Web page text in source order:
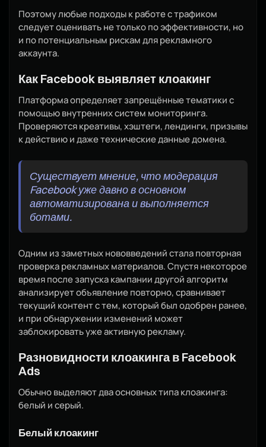
Поэтому любые подходы к работе с трафиком
следует оценивать не только по эффективности, но
и по потенциальным рискам для рекламного
аккаунта.
Как Facebook выявляет клоакинг
Платформа определяет запрещённые тематики с
помощью внутренних систем мониторинга.
Проверяются креативы, хэштеги, лендинги, призывы
к действию и даже технические данные домена.
Существует мнение, что модерация
Facebook уже давно в основном
автоматизирована и выполняется
ботами.
Одним из заметных нововведений стала повторная
проверка рекламных материалов. Спустя некоторое
время после запуска кампании другой алгоритм
анализирует объявление повторно, сравнивает
текущий контент с тем, который был одобрен ранее,
и при обнаружении изменений может
заблокировать уже активную рекламу.
Разновидности клоакинга в Facebook
Ads
Обычно выделяют два основных типа клоакинга:
белый и серый.
Белый клоакинг